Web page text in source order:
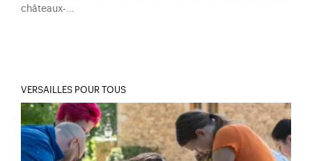
châteaux-…
VERSAILLES POUR TOUS